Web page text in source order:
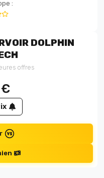
:
DOLPHIN
offres
€